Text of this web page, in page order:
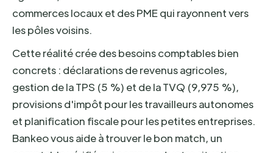
commerces locaux et des PME qui rayonnent vers
les pôles voisins.
Cette réalité crée des besoins comptables bien
concrets : déclarations de revenus agricoles,
gestion de la TPS (5 %) et de la TVQ (9,975 %),
provisions d'impôt pour les travailleurs autonomes
et planification fiscale pour les petites entreprises.
Bankeo vous aide à trouver le bon match, un